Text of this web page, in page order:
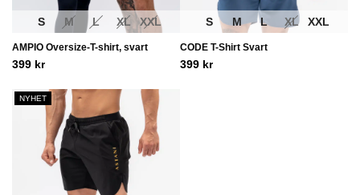
S M L XL XXL
AMPIO Oversize-T-shirt, svart
399 kr
S M L XL XXL
CODE T-Shirt Svart
399 kr
NYHET